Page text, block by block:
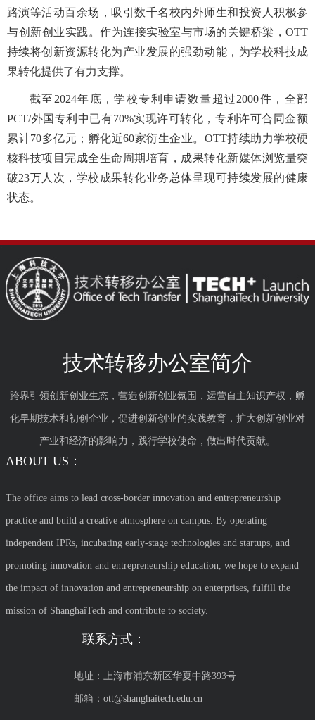
路演等活动百余场，吸引数千名校内外师生和投资人积极参
与创新创业实践。作为连接实验室与市场的关键桥梁，OTT
持续将创新资源转化为产业发展的强劲动能，为学校科技成
果转化提供了有力支撑。
截至2024年底，学校专利申请数量超过2000件，全部
PCT/外国专利中已有70%实现许可转化，专利许可合同金额
累计70多亿元；孵化近60家衍生企业。OTT持续助力学校硬
核科技项目完成全生命周期培育，成果转化新媒体浏览量突
破23万人次，学校成果转化业务总体呈现可持续发展的健康
状态。
技术转移办公室简介
跨界引领创新创业生态，营造创新创业氛围，运营自主知识产权，孵
化早期技术和初创企业，促进创新创业的实践教育，扩大创新创业对
产业和经济的影响力，践行学校使命，做出时代贡献。
ABOUT US：
The office aims to lead cross-border innovation and entrepreneurship
practice and build a creative atmosphere on campus. By operating
independent IPRs, incubating early-stage technologies and startups, and
promoting innovation and entrepreneurship education, we hope to expand
the impact of innovation and entrepreneurship on enterprises, fulfill the
mission of ShanghaiTech and contribute to society.
联系方式：
地址：上海市浦东新区华夏中路393号
邮箱：ott@shanghaitech.edu.cn